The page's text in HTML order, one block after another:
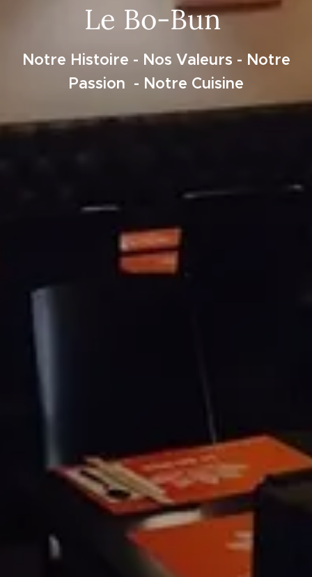
Le Bo-Bun
Notre Histoire - Nos Valeurs - Notre
Passion - Notre Cuisine